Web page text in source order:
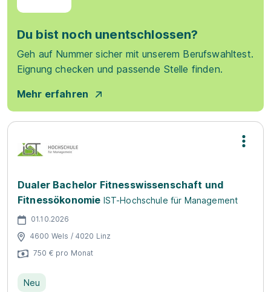
Du bist noch unentschlossen?
Geh auf Nummer sicher mit unserem Berufswahltest.
Eignung checken und passende Stelle finden.
Mehr erfahren
Dualer Bachelor Fitnesswissenschaft und
Fitnessökonomie IST-Hochschule für Management
01.10.2026
4600 Wels / 4020 Linz
750 € pro Monat
Neu